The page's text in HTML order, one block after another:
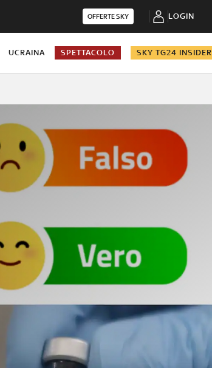
OFFERTE SKY LOGIN
UCRAINA SPETTACOLO SKY TG24 INSIDER